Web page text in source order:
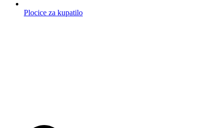
Plocice za kupatilo